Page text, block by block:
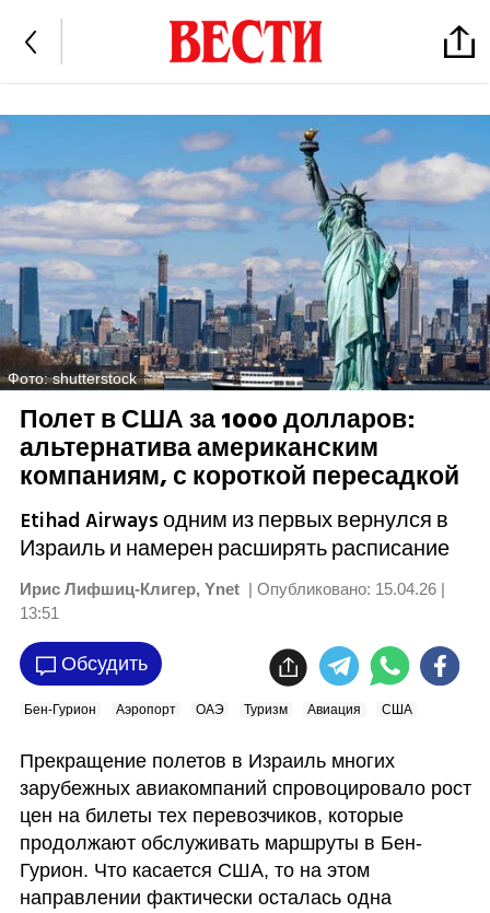
Фото: shutterstock
Полет в США за 1000 долларов:
альтернатива американским
компаниям, с короткой пересадкой
Etihad Airways одним из первых вернулся в
Израиль и намерен расширять расписание
Ирис Лифшиц-Клигер, Ynet | Опубликовано: 15.04.26 |
13:51
Обсудить
Бен-Гурион Аэропорт ОАЭ Туризм Авиация США
Прекращение полетов в Израиль многих
зарубежных авиакомпаний спровоцировало рост
цен на билеты тех перевозчиков, которые
продолжают обслуживать маршруты в Бен-
Гурион. Что касается США, то на этом
направлении фактически осталась одна